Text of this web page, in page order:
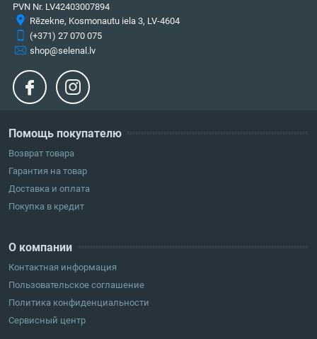
Помощь покупателю
Возврат товара
Гарантия на товар
Доставка и оплата
Покупка в кредит
О компании
Контактная информация
Пользовательское соглашение
Политика конфиденциальности
Сервисный центр
PVN Nr. LV42403007894
Rēzekne, Kosmonautu iela 3, LV-4604
(+371) 27 070 075
shop@selenal.lv